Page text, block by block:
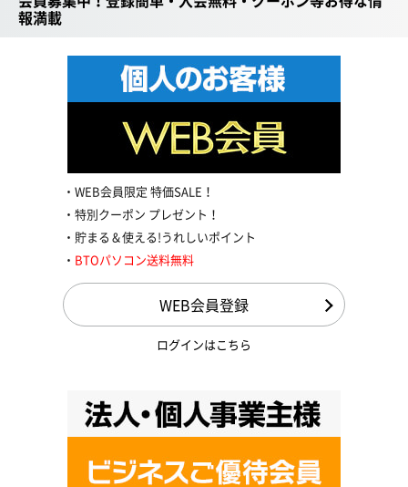
報満載
WEB会員限定 特価SALE！
特別クーポン プレゼント！
貯まる＆使える!うれしいポイント
BTOパソコン送料無料
WEB会員登録
ログインはこちら